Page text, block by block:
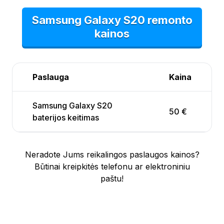
Samsung Galaxy S20 remonto
kainos
Paslauga Kaina
Samsung Galaxy S20
baterijos keitimas
50 €
Neradote Jums reikalingos paslaugos kainos?
Būtinai kreipkitės telefonu ar elektroniniu
paštu!